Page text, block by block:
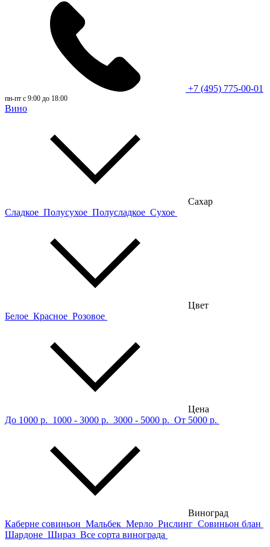
+7 (495) 775-00-01
пн-пт с 9:00 до 18:00
Вино
Сахар
Сладкое Полусухое Полусладкое Сухое
Цвет
Белое Красное Розовое
Цена
До 1000 р. 1000 - 3000 р. 3000 - 5000 р. От 5000 р.
Виноград
Каберне совиньон Мальбек Мерло Рислинг Совиньон блан
Шардоне Шираз Все сорта винограда